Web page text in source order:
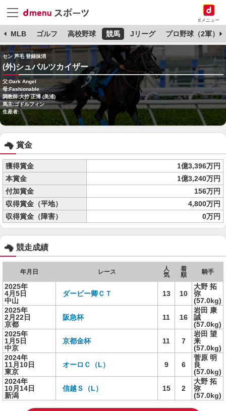
dメニュー
MLB ゴルフ 高校野球 競馬 Jリーグ プロ野球（2軍）
セン 芦毛 登録抹消
(外)シュバルツカイザー
父:Dark Angel
母:Fashionable
調教師:大竹 正博 (美浦)
馬主:ゴドルフィン
生産者:
賞金
獲得賞金
1億3,396万円
本賞金
1億3,240万円
付加賞金
156万円
収得賞金（平地）
4,800万円
収得賞金（障害）
0万円
競走成績
年月日 レース
人
気
着
順
騎手
2025年
4月5日
中山
ダービー卿ＣＴ 13 10
大野 拓
弥
(57.0kg)
2025年
2月22日
京都
阪急杯 11 16
岩田 康
誠
(57.0kg)
2025年
1月5日
中京
京都金杯 11 7
岩田 望
来
(57.0kg)
2024年
11月10日
東京
オーロＣ（L） 9 6
菅原 明
良
(57.0kg)
2024年
10月14日
新潟
信越Ｓ（L） 15 2
大野 拓
弥
(57.0kg)